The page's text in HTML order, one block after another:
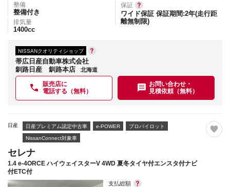
整備
整備付き
排気量
1400cc
保証
ワイド保証 保証期間:2年(走行距
離無制限)
NISSANクオリティショップ
帯広日産自動車株式会社
釧路日産 釧路本店
北海道
販売店に
電話する（無料）
お問い合わせ・
見積依頼（無料）
日産 日産プレミアム認定中古車 e-POWER プロパイロット
NissanConnect対象車
セレナ
1.4 e-4ORCE ハイウェイスターV 4WD 夏冬タイヤ付エンスタ付ナビ
付ETC付
支払総額